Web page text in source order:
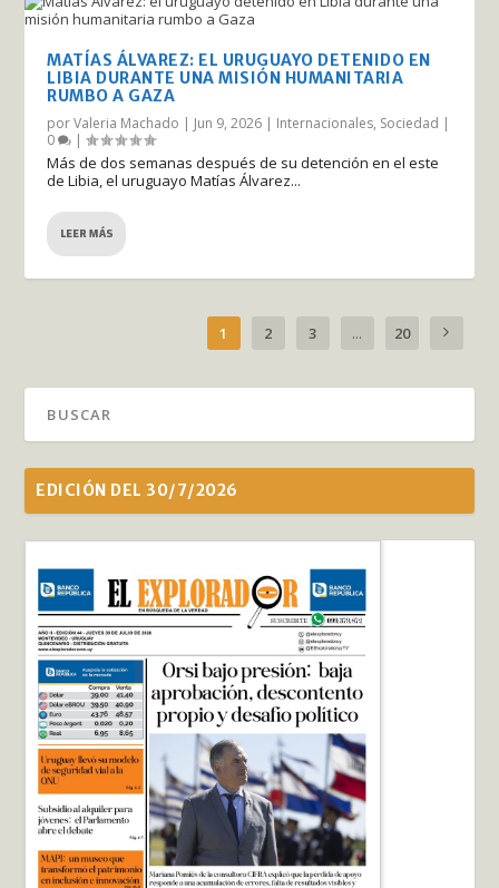
MATÍAS ÁLVAREZ: EL URUGUAYO DETENIDO EN
LIBIA DURANTE UNA MISIÓN HUMANITARIA
RUMBO A GAZA
porValeria Machado | Jun 9, 2026 | Internacionales, Sociedad |
0
|
Más de dos semanas después de su detención en el este
de Libia, el uruguayo Matías Álvarez...
LEER MÁS
1 2 3 ... 20
EDICIÓN DEL 30/7/2026